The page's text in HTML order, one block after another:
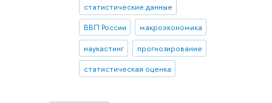
статистические данные
ВВП России
макроэкономика
наукастинг
прогнозирование
статистическая оценка